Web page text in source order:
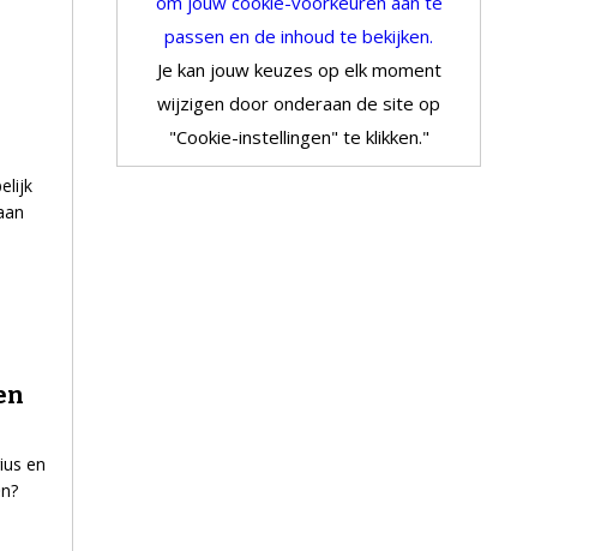
en
passen en de inhoud te bekijken.
Je kan jouw keuzes op elk moment
wijzigen door onderaan de site op
"Cookie-instellingen" te klikken."